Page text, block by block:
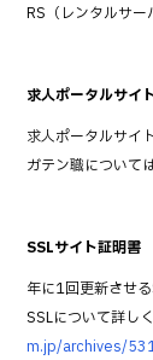
RS（レンタルサー
求人ポータルサイ
求人ポータルサイ
ガテン職について
SSLサイト証明書
年に1回更新させ
SSLについて詳し
m.jp/archives/